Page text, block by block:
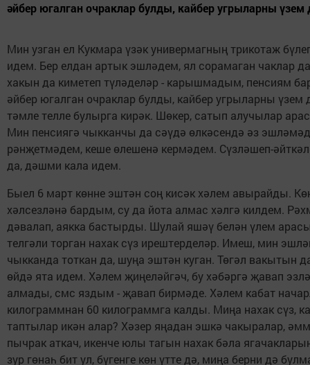
әйбер югалган очраклар булды, кайбер угрыларны
Мин узган ел Кукмара үзәк универмагның трикотаж
идем. Бер елдан артык эшләдем, ял сорамаган чаклар
хакын да киметеп түләделәр - карышмадым, пенсиям
әйбер югалган очраклар булды, кайбер угрыларны үзем
тәмле телле булырга кирәк. Шөкер, сатып алучылар
Мин пенсиягә чыкканчы да сәүдә өлкәсендә әз
рәнҗетмәдем, кеше өлешенә кермәдем. Сүзләшеп-
да, дәшми кала идем.
Быел 6 март көнне эштән соң кисәк хәлем авырайды.
хәлсезләнә бардым, су да йота алмас хәлгә килдем.
дәвалап, аякка бастырды. Шулай яшәү белән үлем
телгәли торган нахак сүз ирештерделәр. Имеш, мин
чыкканда тоткан да, шуңа эштән куган. Төгәл вакытын
өйдә ята идем. Хәлем җиңеләйгәч, бу хәбәргә җавап
алмады, смс яздым - җавап бирмәде. Хәлем кабат
килограммнан 60 килограммга калды. Миңа нахак сүз,
таптылар икән алар? Хәзер яңадан эшкә чакыралар,
пычрак аткач, икенче юлы тагын нахак бәла
зур гөнаһ бит ул, бүгенге көн үтте дә, миңа берни дә